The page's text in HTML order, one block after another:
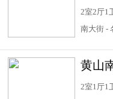
2室2厅1
南大街 -
2室1厅1